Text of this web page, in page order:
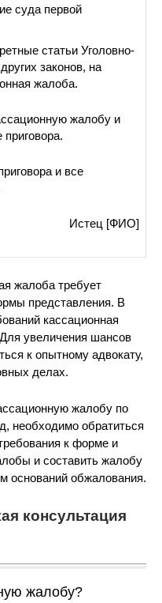
суда первой
статьи Уголовно-
законов, на
жалоба.
жалобу и
и все
Истец [ФИО]
жалоба требует
представления. В
кассационная
увеличения шансов
к опытному адвокату,
делах.
жалобу по
необходимо обратиться
к форме и
и составить жалобу
оснований обжалования.
консультация
жалобу?